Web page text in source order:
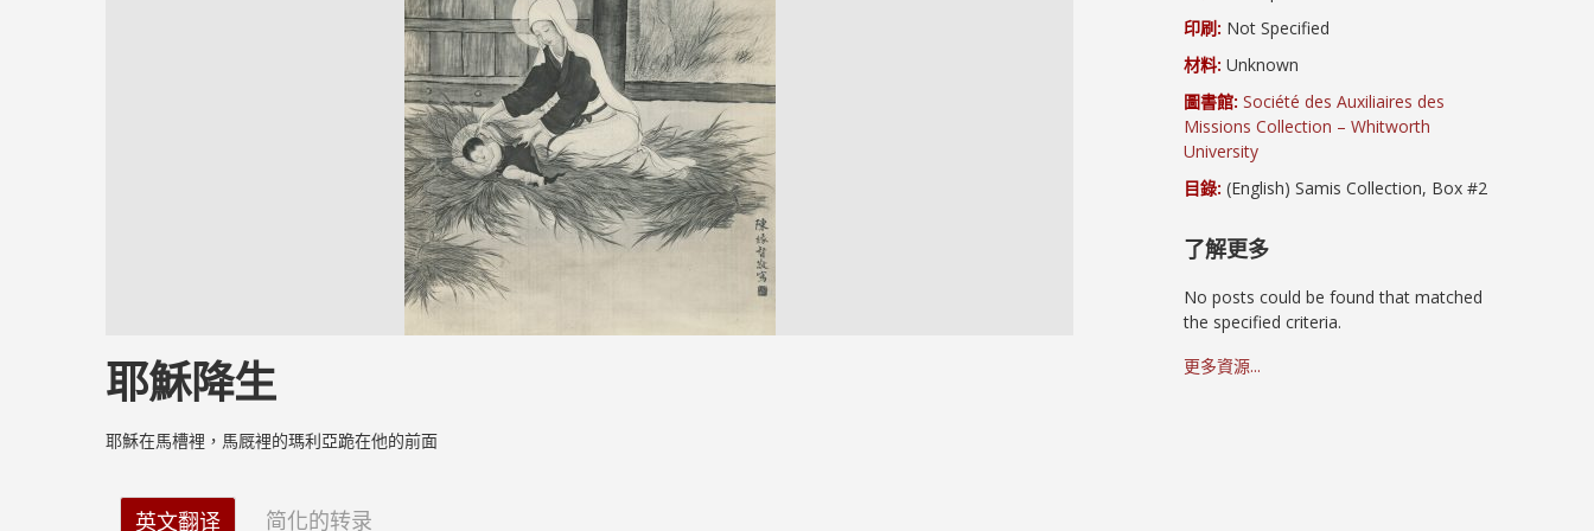
耶穌降生
耶穌在馬槽裡，馬厩裡的瑪利亞跪在他的前面
英文翻译 简化的转录
印刷: Not Specified
材料: Unknown
圖書館: Société des Auxiliaires des
Missions Collection – Whitworth
University
目錄: (English) Samis Collection, Box #2
了解更多
No posts could be found that matched
the specified criteria.
更多資源...